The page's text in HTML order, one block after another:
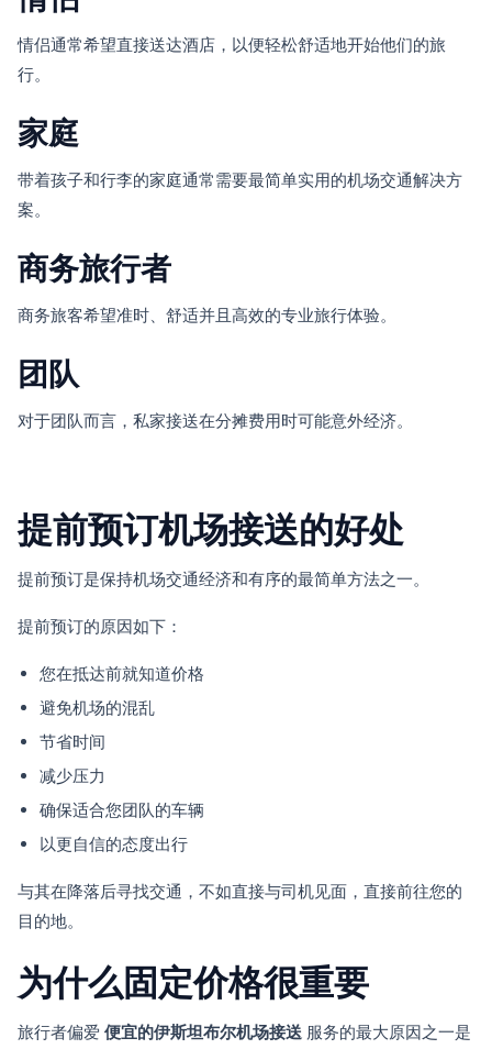
情侣通常希望直接送达酒店，以便轻松舒适地开始他们的旅
行。
家庭
带着孩子和行李的家庭通常需要最简单实用的机场交通解决方
案。
商务旅行者
商务旅客希望准时、舒适并且高效的专业旅行体验。
团队
对于团队而言，私家接送在分摊费用时可能意外经济。
提前预订机场接送的好处
提前预订是保持机场交通经济和有序的最简单方法之一。
提前预订的原因如下：
您在抵达前就知道价格
避免机场的混乱
节省时间
减少压力
确保适合您团队的车辆
以更自信的态度出行
与其在降落后寻找交通，不如直接与司机见面，直接前往您的
目的地。
为什么固定价格很重要
旅行者偏爱 便宜的伊斯坦布尔机场接送 服务的最大原因之一是